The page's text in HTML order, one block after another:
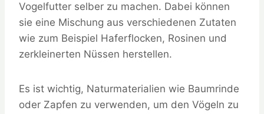
Vogelfutter selber zu machen. Dabei können
sie eine Mischung aus verschiedenen Zutaten
wie zum Beispiel Haferflocken, Rosinen und
zerkleinerten Nüssen herstellen.
Es ist wichtig, Naturmaterialien wie Baumrinde
oder Zapfen zu verwenden, um den Vögeln zu